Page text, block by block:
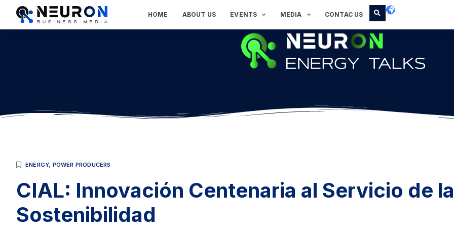
HOME ABOUT US EVENTS MEDIA CONTAC US
ENERGY, POWER PRODUCERS
CIAL: Innovación Centenaria al Servicio de la
Sostenibilidad